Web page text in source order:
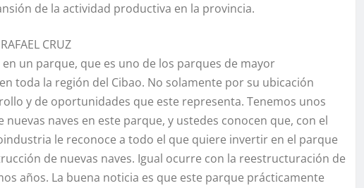
de la actividad productiva en la provincia.
CRUZ
un parque, que es uno de los parques de mayor
toda la región del Cibao. No solamente por su ubicación
y de oportunidades que este representa. Tenemos unos
naves en este parque, y ustedes conocen que, con el
le reconoce a todo el que quiere invertir en el parque
de nuevas naves. Igual ocurre con la reestructuración de
años. La buena noticia es que este parque prácticamente